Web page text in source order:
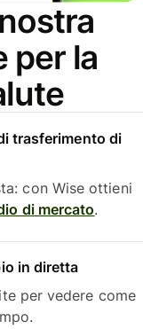
per la
trasferimento di
con Wise ottieni
di mercato.
in diretta
per vedere come